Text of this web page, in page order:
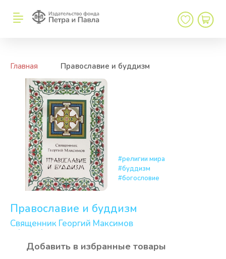
Главная Православие и буддизм
Православие и буддизм
Артикул:
Священник Георгий Максимов
#религии мира
#буддизм
#богословие